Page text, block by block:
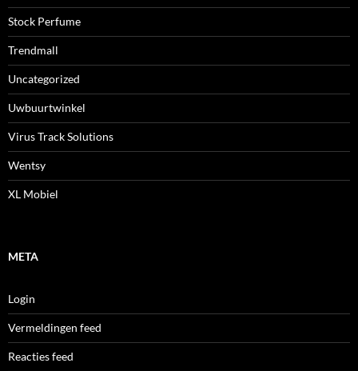
Stock Perfume
Trendmall
Uncategorized
Uwbuurtwinkel
Virus Track Solutions
Wentsy
XL Mobiel
META
Login
Vermeldingen feed
Reacties feed